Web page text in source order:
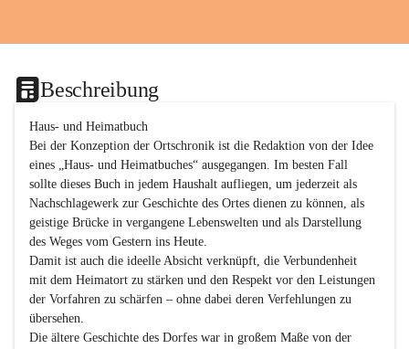
Beschreibung
Haus- und Heimatbuch
Bei der Konzeption der Ortschronik ist die Redaktion von der Idee
eines „Haus- und Heimatbuches“ ausgegangen. Im besten Fall
sollte dieses Buch in jedem Haushalt aufliegen, um jederzeit als
Nachschlagewerk zur Geschichte des Ortes dienen zu können, als
geistige Brücke in vergangene Lebenswelten und als Darstellung
des Weges vom Gestern ins Heute.
Damit ist auch die ideelle Absicht verknüpft, die Verbundenheit
mit dem Heimatort zu stärken und den Respekt vor den Leistungen
der Vorfahren zu schärfen – ohne dabei deren Verfehlungen zu
übersehen.
Die ältere Geschichte des Dorfes war in großem Maße von der